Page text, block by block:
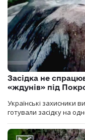
Засідка не
«ждунів» під
Українські захисники
готували засідку на